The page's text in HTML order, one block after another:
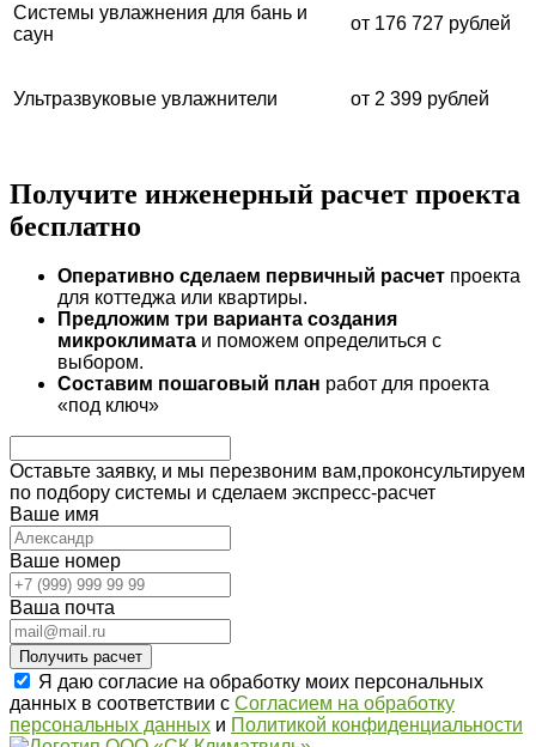
Системы увлажнения для бань и
саун
от 176 727 рублей
Ультразвуковые увлажнители от 2 399 рублей
Получите инженерный расчет проекта
бесплатно
Оперативно сделаем первичный расчет проекта
для коттеджа или квартиры.
Предложим три варианта создания
микроклимата и поможем определиться с
выбором.
Составим пошаговый план работ для проекта
«под ключ»
Оставьте заявку, и мы перезвоним вам,проконсультируем
по подбору системы и сделаем экспресс-расчет
Ваше имя
Ваше номер
Вашa почта
Получить расчет
Я даю согласие на обработку моих персональных
данных в соответствии с Согласием на обработку
персональных данных и Политикой конфиденциальности